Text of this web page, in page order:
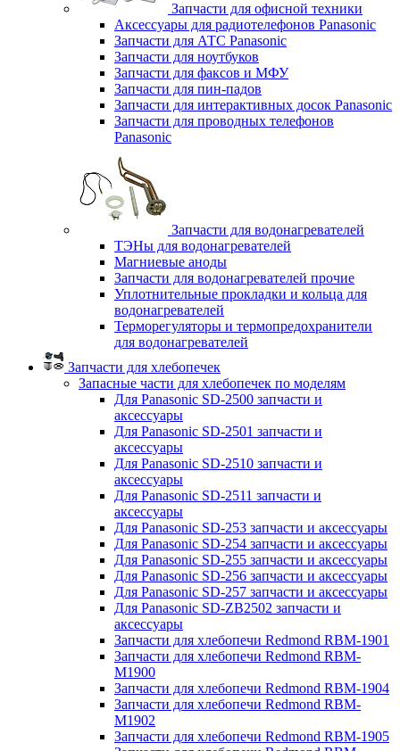
Запчасти для офисной техники
Аксессуары для радиотелефонов Panasonic
Запчасти для АТС Panasonic
Запчасти для ноутбуков
Запчасти для факсов и МФУ
Запчасти для пин-падов
Запчасти для интерактивных досок Panasonic
Запчасти для проводных телефонов
Panasonic
Запчасти для водонагревателей
ТЭНы для водонагревателей
Магниевые аноды
Запчасти для водонагревателей прочие
Уплотнительные прокладки и кольца для
водонагревателей
Терморегуляторы и термопредохранители
для водонагревателей
Запчасти для хлебопечек
Запасные части для хлебопечек по моделям
Для Panasonic SD-2500 запчасти и
аксессуары
Для Panasonic SD-2501 запчасти и
аксессуары
Для Panasonic SD-2510 запчасти и
аксессуары
Для Panasonic SD-2511 запчасти и
аксессуары
Для Panasonic SD-253 запчасти и аксессуары
Для Panasonic SD-254 запчасти и аксессуары
Для Panasonic SD-255 запчасти и аксессуары
Для Panasonic SD-256 запчасти и аксессуары
Для Panasonic SD-257 запчасти и аксессуары
Для Panasonic SD-ZB2502 запчасти и
аксессуары
Запчасти для хлебопечи Redmond RBM-1901
Запчасти для хлебопечи Redmond RBM-
M1900
Запчасти для хлебопечи Redmond RBM-1904
Запчасти для хлебопечи Redmond RBM-
M1902
Запчасти для хлебопечи Redmond RBM-1905